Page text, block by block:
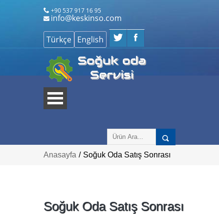
+90 537 917 16 95
info@keskinso.com
Anasayfa / Soğuk Oda Satış Sonrası
Soğuk Oda Satış Sonrası